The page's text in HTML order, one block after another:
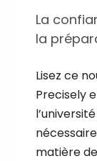
La
la
Lisez ce
Precisely
matière